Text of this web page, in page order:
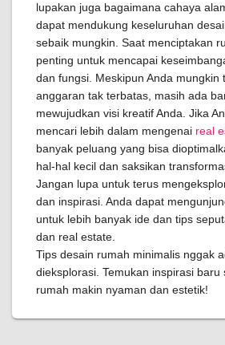
lupakan juga bagaimana cahaya
dapat mendukung keseluruhan
sebaik mungkin. Saat menciptakan
penting untuk mencapai
dan fungsi. Meskipun Anda mungkin
anggaran tak terbatas, masih ada
mewujudkan visi kreatif Anda. Jika
mencari lebih dalam mengenai real
banyak peluang yang bisa
hal-hal kecil dan saksikan
Jangan lupa untuk terus
dan inspirasi. Anda dapat
untuk lebih banyak ide dan tips
dan real estate.
Tips desain rumah minimalis nggak
dieksplorasi. Temukan inspirasi baru
rumah makin nyaman dan estetik!